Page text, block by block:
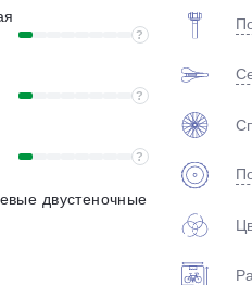
?
?
?
двустеночные